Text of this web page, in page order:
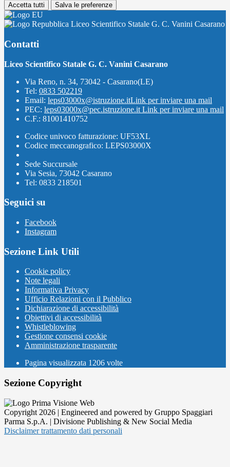
Accetta tutti Salva le preferenze
Liceo Scientifico Statale G. C. Vanini Casarano
Contatti
Liceo Scientifico Statale G. C. Vanini Casarano
Via Reno, n. 34, 73042 - Casarano(LE)
Tel: 0833 502219
Email: leps03000x@istruzione.itLink per inviare una mail
PEC: leps03000x@pec.istruzione.it Link per inviare una mail
C.F.: 81001410752
Codice univoco fatturazione: UF53XL
Codice meccanografico: LEPS03000X
Sede Succursale
Via Sesia, 73042 Casarano
Tel: 0833 218501
Seguici su
Facebook
Instagram
Sezione Link Utili
Cookie policy
Note legali
Informativa Privacy
Ufficio Relazioni con il Pubblico
Dichiarazione di accessibilità
Obiettivi di accessibilità
Whistleblowing
Gestione consensi cookie
Amministrazione trasparente
Pagina visualizzata 1206 volte
Sezione Copyright
Copyright 2026 | Engineered and powered by Gruppo Spaggiari
Parma S.p.A. | Divisione Publishing & New Social Media
Disclaimer trattamento dati personali